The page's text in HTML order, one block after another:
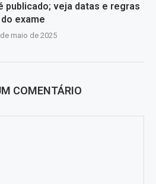
publicado; veja datas e regras
do exame
maio de 2025
COMENTÁRIO